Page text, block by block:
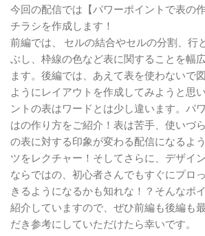
今回の配信では【パワーポイントで表の
チラシを作成します！
前編では、 セルの結合やセルの分割、行
ぶし、枠線の色など表に関することを幅
ます。後編では、あえて表を使わないで
ようにレイアウトを作成してみようと思
ントの表はワードとは少し違います。パ
はの作り方をご紹介！表は苦手、使いづ
の表に対する印象が変わる配信になるよ
ツをレクチャー！そしてさらに、デザイ
ならではの、初心者さんでもすぐにプロ
きるようになるかも知れな！？そんなポ
紹介していますので、ぜひ前編も後編も
だき参考にしていただけたら幸いです。